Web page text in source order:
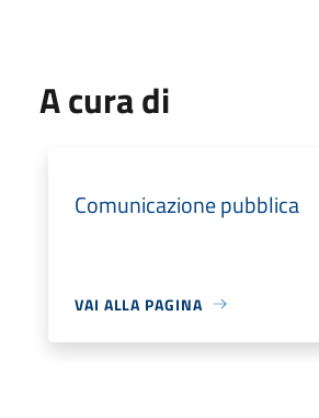
A cura di
Comunicazione pubblica
VAI ALLA PAGINA